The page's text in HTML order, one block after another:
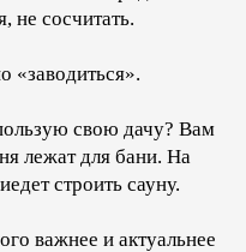
не сосчитать.
«заводиться».
свою дачу? Вам
лежат для бани. На
строить сауну.
важнее и актуальнее